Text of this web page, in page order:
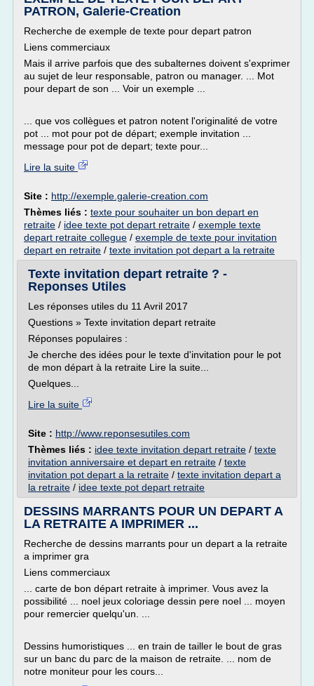
PATRON, Galerie-Creation
Recherche de exemple de texte pour depart patron
Liens commerciaux
Mais il arrive parfois que des subalternes doivent s'exprimer
au sujet de leur responsable, patron ou manager. ... Mot
pour depart de son ... Voir un exemple ...
... que vos collègues et patron notent l'originalité de votre
pot ... mot pour pot de départ; exemple invitation ...
message pour pot de depart; texte pour...
Lire la suite
Site : http://exemple.galerie-creation.com
Thèmes liés : texte pour souhaiter un bon depart en
retraite / idee texte pot depart retraite / exemple texte
depart retraite collegue / exemple de texte pour invitation
depart en retraite / texte invitation pot depart a la retraite
Texte invitation depart retraite ? -
Reponses Utiles
Les réponses utiles du 11 Avril 2017
Questions » Texte invitation depart retraite
Réponses populaires :
Je cherche des idées pour le texte d'invitation pour le pot
de mon départ à la retraite Lire la suite...
Quelques...
Lire la suite
Site : http://www.reponsesutiles.com
Thèmes liés : idee texte invitation depart retraite / texte
invitation anniversaire et depart en retraite / texte
invitation pot depart a la retraite / texte invitation depart a
la retraite / idee texte pot depart retraite
DESSINS MARRANTS POUR UN DEPART A
LA RETRAITE A IMPRIMER ...
Recherche de dessins marrants pour un depart a la retraite
a imprimer gra
Liens commerciaux
... carte de bon départ retraite à imprimer. Vous avez la
possibilité ... noel jeux coloriage dessin pere noel ... moyen
pour remercier quelqu'un. ...
Dessins humoristiques ... en train de tailler le bout de gras
sur un banc du parc de la maison de retraite. ... nom de
notre moniteur pour les cours...